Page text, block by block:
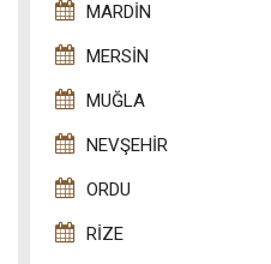
MARDIN
MERSIN
MUĞLA
NEVŞEHIR
ORDU
RIZE